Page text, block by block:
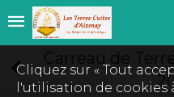
Cliquez sur « Tout
l'utilisation de cookies